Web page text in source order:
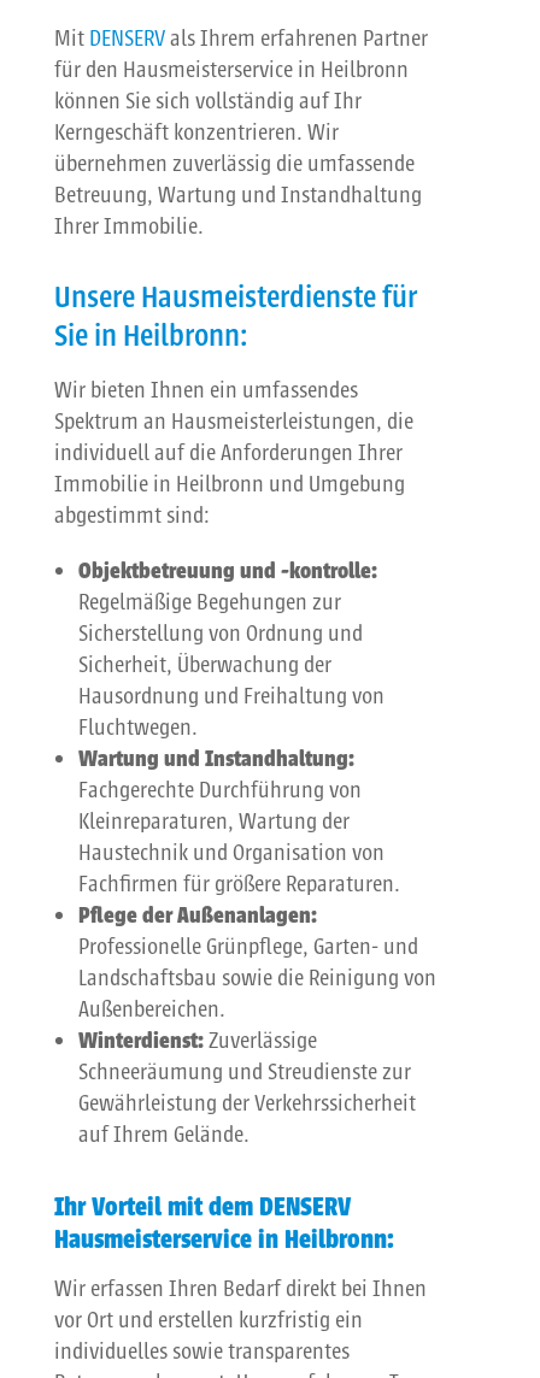
Mit DENSERVals Ihrem erfahrenen Partner
für den Hausmeisterservice in Heilbronn
können Sie sich vollständig auf Ihr
Kerngeschäft konzentrieren. Wir
übernehmen zuverlässig die umfassende
Betreuung, Wartung und Instandhaltung
Ihrer Immobilie.
Unsere Hausmeisterdienste für
Sie in Heilbronn:
Wir bieten Ihnen ein umfassendes
Spektrum an Hausmeisterleistungen, die
individuell auf die Anforderungen Ihrer
Immobilie in Heilbronn und Umgebung
abgestimmt sind:
Objektbetreuung und -kontrolle:
Regelmäßige Begehungen zur
Sicherstellung von Ordnung und
Sicherheit, Überwachung der
Hausordnung und Freihaltung von
Fluchtwegen.
Wartung und Instandhaltung:
Fachgerechte Durchführung von
Kleinreparaturen, Wartung der
Haustechnik und Organisation von
Fachfirmen für größere Reparaturen.
Pflege der Außenanlagen:
Professionelle Grünpflege, Garten- und
Landschaftsbau sowie die Reinigung von
Außenbereichen.
Winterdienst:Zuverlässige
Schneeräumung und Streudienste zur
Gewährleistung der Verkehrssicherheit
auf Ihrem Gelände.
Ihr Vorteil mit dem DENSERV
Hausmeisterservice in Heilbronn:
Wir erfassen Ihren Bedarf direkt bei Ihnen
vor Ort und erstellen kurzfristig ein
individuelles sowie transparentes